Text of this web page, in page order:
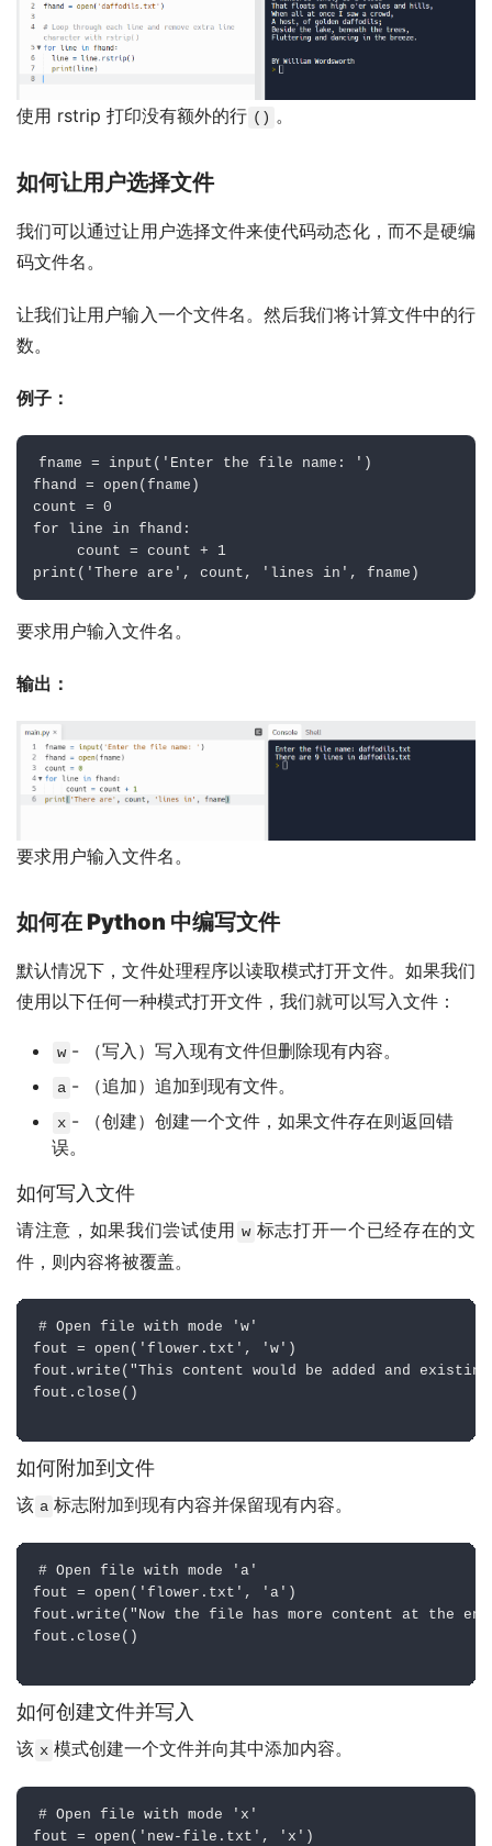
使用 rstrip 打印没有额外的行 () 。
如何让用户选择文件
我们可以通过让用户选择文件来使代码动态化，而不是硬编
码文件名。
让我们让用户输入一个文件名。然后我们将计算文件中的行
数。
例子：
fname = input ( 'Enter the file name: ' )
fhand = open ( fname )
count =
0
for line in fhand :
     count
= count +
1
print ( 'There are' , count , 'lines in' , fname )
要求用户输入文件名。
输出：
要求用户输入文件名。
如何在 Python 中编写文件
默认情况下，文件处理程序以读取模式打开文件。如果我们
使用以下任何一种模式打开文件，我们就可以写入文件：
w - （写入）写入现有文件但删除现有内容。
a - （追加）追加到现有文件。
x - （创建）创建一个文件，如果文件存在则返回错
误。
如何写入文件
请注意，如果我们尝试使用 w 标志打开一个已经存在的文
件，则内容将被覆盖。
# Open file with mode 'w'
fout = open('flower.txt', 'w')
fout.write("This content would be added and
fout.close()
如何附加到文件
该 a 标志附加到现有内容并保留现有内容。
# Open file with mode 'a'
fout = open('flower.txt', 'a')
fout.write("Now the file has more content at the
fout.close()
如何创建文件并写入
该 x 模式创建一个文件并向其中添加内容。
# Open file with mode 'x'
fout = open('new-file.txt', 'x')